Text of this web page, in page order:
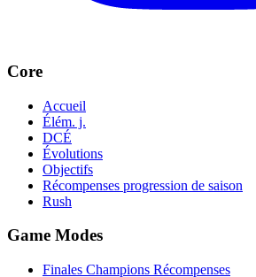
Core
Accueil
Élém. j.
DCÉ
Évolutions
Objectifs
Récompenses progression de saison
Rush
Game Modes
Finales Champions Récompenses